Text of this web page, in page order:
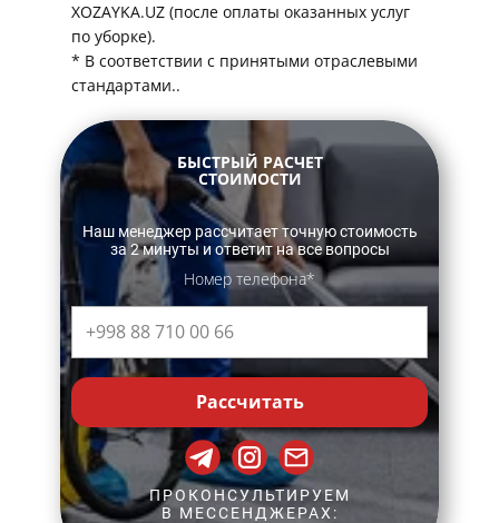
XOZAYKA.UZ (после оплаты оказанных услуг
по уборке).
* В соответствии с принятыми отраслевыми
стандартами..
БЫСТРЫЙ РАСЧЕТ
СТОИМОСТИ
Наш менеджер рассчитает точную стоимость
за 2 минуты и ответит на все вопросы
Номер телефона*
Рассчитать
ПРОКОНСУЛЬТИРУЕМ
В МЕССЕНДЖЕРАХ: